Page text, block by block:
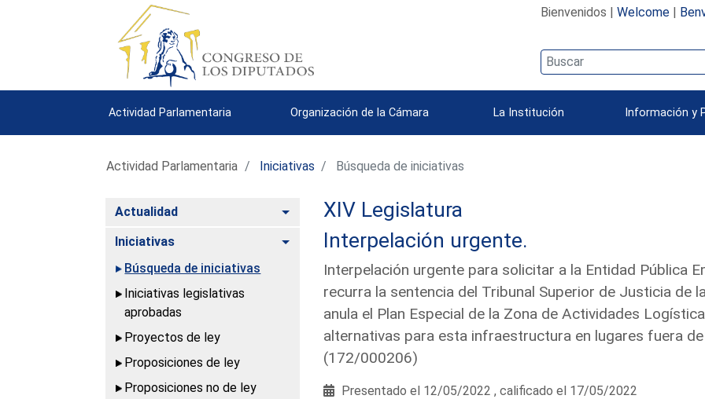
Bienvenidos | Welcome|
Actividad Parlamentaria Organización de la Cámara La Institución Información y
Actividad Parlamentaria Iniciativas Búsqueda de iniciativas
Actualidad Alternar
Iniciativas
Alternar
Búsqueda de iniciativas
Iniciativas legislativas
aprobadas
Proyectos de ley
Proposiciones de ley
Proposiciones no de ley
XIV Legislatura
Interpelación urgente.
Interpelación urgente para solicitar a la Entidad Pública
recurra la sentencia del Tribunal Superior de Justicia de
anula el Plan Especial de la Zona de Actividades
alternativas para esta infraestructura en lugares fuera
(172/000206)
Presentado el 12/05/2022 , calificado el 17/05/2022